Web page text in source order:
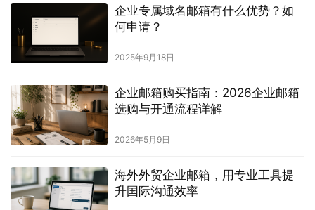
企业专属域名邮箱有什么优势？如
何申请？
2025年9月18日
企业邮箱购买指南：2026企业邮箱
选购与开通流程详解
2026年5月9日
海外外贸企业邮箱，用专业工具提
升国际沟通效率